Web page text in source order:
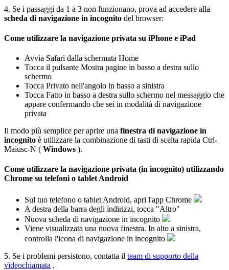
4. Se i passaggi da 1 a 3 non funzionano, prova ad accedere alla
scheda di navigazione in incognito del browser:
Come utilizzare la navigazione privata su iPhone e iPad
Avvia Safari dalla schermata Home
Tocca il pulsante Mostra pagine in basso a destra sullo
schermo
Tocca Privato nell'angolo in basso a sinistra
Tocca Fatto in basso a destra sullo schermo nel messaggio che
appare confermando che sei in modalità di navigazione
privata
Il modo più semplice per aprire una finestra di navigazione in
incognito è utilizzare la combinazione di tasti di scelta rapida Ctrl-
Maiusc-N ( Windows ).
Come utilizzare la navigazione privata (in incognito) utilizzando
Chrome su telefoni o tablet Android
Sul tuo telefono o tablet Android, apri l'app Chrome
A destra della barra degli indirizzi, tocca "Altro"
Nuova scheda di navigazione in incognito
Viene visualizzata una nuova finestra. In alto a sinistra,
controlla l'icona di navigazione in incognito
5. Se i problemi persistono, contatta il team di supporto della
videochiamata .